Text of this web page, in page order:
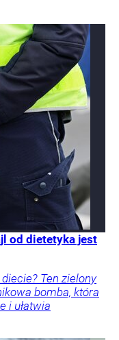
od dietetyka jest
Ten zielony
bomba, która
i ułatwia